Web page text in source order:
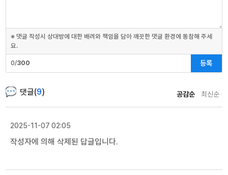
※ 댓글 작성시 상대방에 대한 배려와 책임을 담아 깨끗한 댓글 환경에 동참해 주세
요.
0/300 등록
댓글(9) 공감순 최신순
2025-11-07 02:05
작성자에 의해 삭제된 답글입니다.